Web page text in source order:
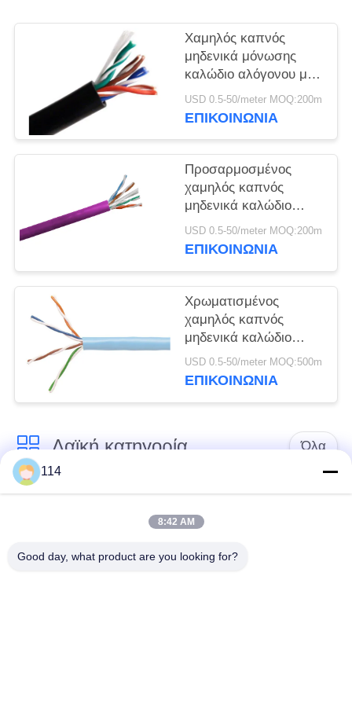
ΠΟΛΙΤΙΚΉ
ΑΠΟΡΡΉΤΟΥ
Χαμηλός καπνός
μηδενικά μόνωσης
καλώδιο αλόγονου με
τον πολυ αγωγό $cu
πυρήνων
USD 0.5-50/meter MOQ:200m
ΕΠΙΚΟΙΝΩΝΙΑ
Προσαρμοσμένος
χαμηλός καπνός
μηδενικά καλώδιο
1.5mm2 χρώματος
αλόγονου - προστασία
USD 0.5-50/meter MOQ:200m
ΕΠΙΚΟΙΝΩΝΙΑ
Χρωματισμένος
χαμηλός καπνός
μηδενικά καλώδιο
αλόγονου Multicore για
τα κτήρια νοσοκομείων
USD 0.5-50/meter MOQ:500m
ΕΠΙΚΟΙΝΩΝΙΑ
Λαϊκή κατηγορία Όλα
Xlpe με μόνωση
Μόνωση από PVC
καλωδίου
μεταλλικά μονωμένα
θωρακισμένο
114
8:42 AM
Good day, what product are you looking for?